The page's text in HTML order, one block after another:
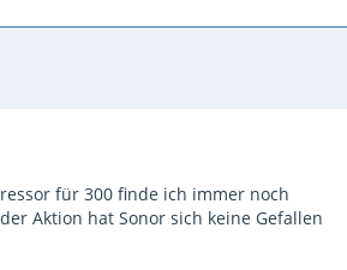
für 300 finde ich immer noch
Aktion hat Sonor sich keine Gefallen